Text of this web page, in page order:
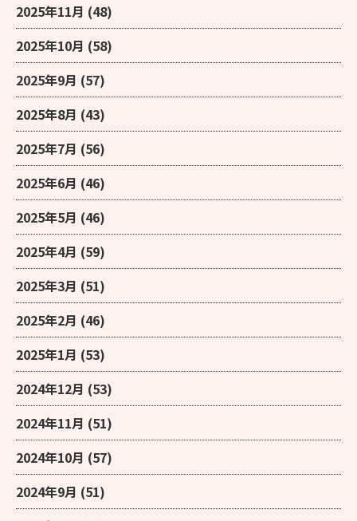
2025年11月 (48)
2025年10月 (58)
2025年9月 (57)
2025年8月 (43)
2025年7月 (56)
2025年6月 (46)
2025年5月 (46)
2025年4月 (59)
2025年3月 (51)
2025年2月 (46)
2025年1月 (53)
2024年12月 (53)
2024年11月 (51)
2024年10月 (57)
2024年9月 (51)